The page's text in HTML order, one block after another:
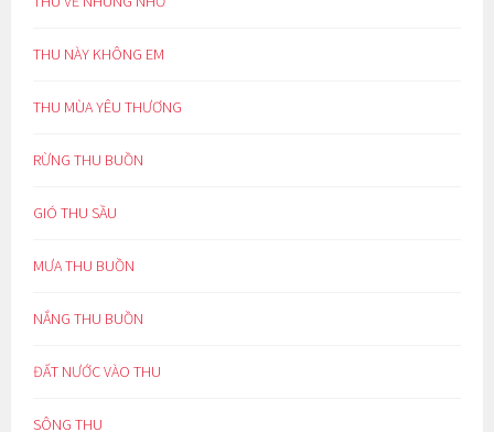
THU NÀY KHÔNG EM
THU MÙA YÊU THƯƠNG
RỪNG THU BUỒN
GIÓ THU SẦU
MƯA THU BUỒN
NẮNG THU BUỒN
ĐẤT NƯỚC VÀO THU
SÔNG THU